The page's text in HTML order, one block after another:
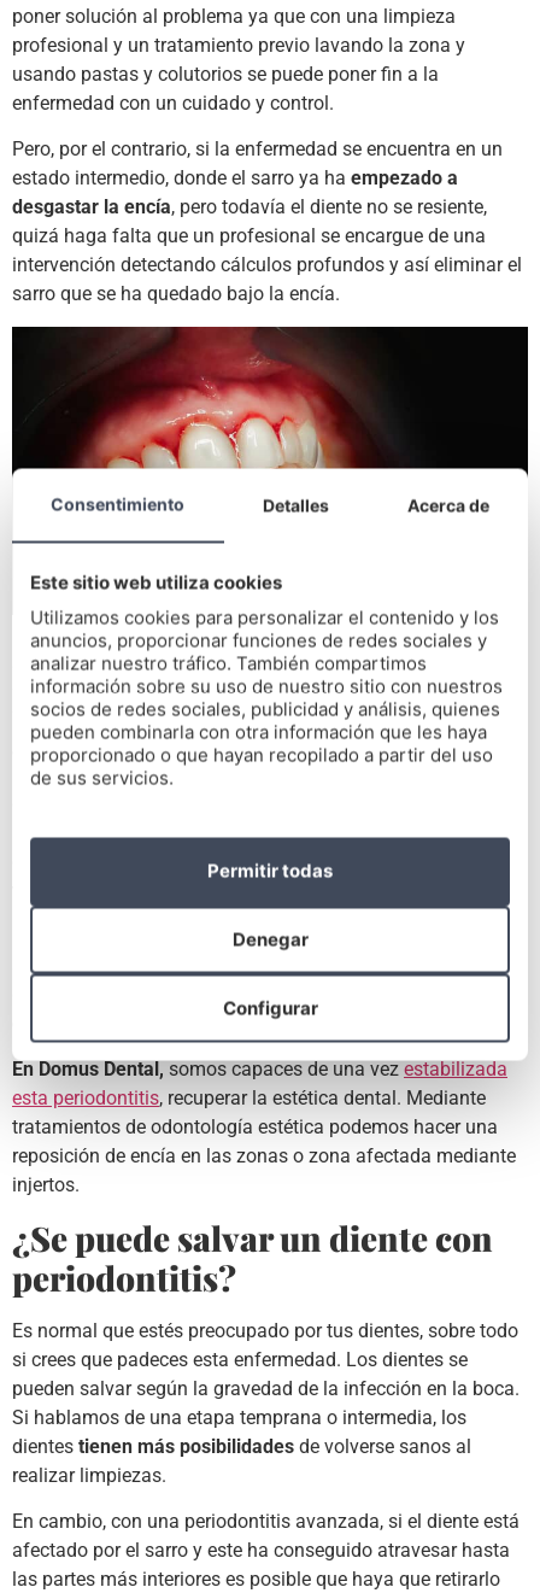
poner solución al problema ya que con una limpieza
profesional y un tratamiento previo lavando la zona y
usando pastas y colutorios se puede poner fin a la
enfermedad con un cuidado y control.
Pero, por el contrario, si la enfermedad se encuentra en un
estado intermedio, donde el sarro ya ha empezado a
desgastar la encía, pero todavía el diente no se resiente,
quizá haga falta que un profesional se encargue de una
intervención detectando cálculos profundos y así eliminar el
sarro que se ha quedado bajo la encía.
¿Tiene solución para
periodontitis avanzada?
¿Pero tiene solución en un caso avanzado? ¿Se cura la
periodontitis en estos casos? Aquí ya estamos hablando de
periodontitis avanzada puede incluso afectar a la estructura
ósea de tal forma que hasta se puede llegar a
El retroceso de la encía hace que las piezas dentales pierdan
sujeción y agarre, además el sarro acumulado desgasta el
diente por lo que es común que se tengan que hacer
que no están sanos.
En Domus Dental, somos capaces de una vez estabilizada
esta periodontitis, recuperar la estética dental. Mediante
tratamientos de odontología estética podemos hacer una
reposición de encía en las zonas o zona afectada mediante
injertos.
¿Se puede salvar un diente con
periodontitis?
Es normal que estés preocupado por tus dientes, sobre todo
si crees que padeces esta enfermedad. Los dientes se
pueden salvar según la gravedad de la infección en la boca.
Si hablamos de una etapa temprana o intermedia, los
dientes tienen más posibilidades de volverse sanos al
realizar limpiezas.
En cambio, con una periodontitis avanzada, si el diente está
afectado por el sarro y este ha conseguido atravesar hasta
las partes más interiores es posible que haya que retirarlo
Consentimiento Detalles Acerca de
Este sitio web utiliza cookies
Utilizamos cookies para personalizar el contenido y los
anuncios, proporcionar funciones de redes sociales y
analizar nuestro tráfico. También compartimos
información sobre su uso de nuestro sitio con nuestros
socios de redes sociales, publicidad y análisis, quienes
pueden combinarla con otra información que les haya
proporcionado o que hayan recopilado a partir del uso
de sus servicios.
Configurar
Denegar
Permitir todas